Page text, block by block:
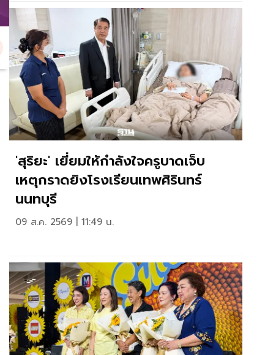
'สุริยะ' เยี่ยมให้กำลังใจครูบาดเจ็บ
เหตุกราดยิงโรงเรียนเทพศิรินทร์
นนทบุรี
09 ส.ค. 2569 | 11:49 น.